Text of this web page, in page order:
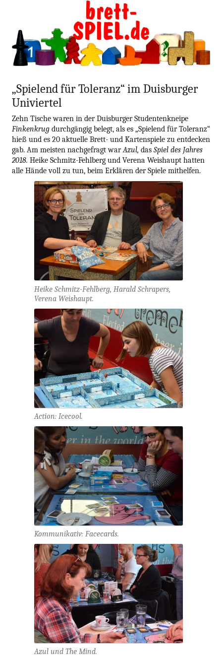
„Spielend für Toleranz“ im Duisburger
Univiertel
Zehn Tische waren in der Duisburger Studentenkneipe
Finkenkrug durchgängig belegt, als es „Spielend für Toleranz“
hieß und es 20 aktuelle Brett- und Kartenspiele zu entdecken
gab. Am meisten nachgefragt warAzul, das Spiel des Jahres
2018. Heike Schmitz-Fehlberg und Verena Weishaupt hatten
alle Hände voll zu tun, beim Erklären der Spiele mithelfen.
Heike Schmitz-Fehlberg, Harald Schrapers,
Verena Weishaupt.
Action: Icecool.
Kommunikativ: Facecards.
Azul und The Mind.